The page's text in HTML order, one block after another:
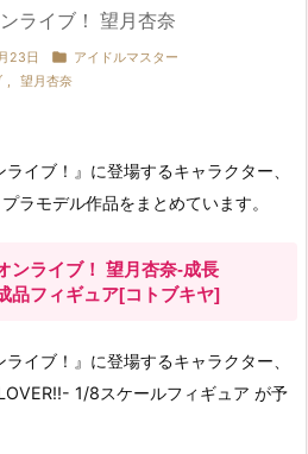
ライブ！ 望月杏奈
23日  アイドルマスター
, 望月杏奈
イブ！』に登場するキャラクター、
ラモデル作品をまとめています。
ンライブ！ 望月杏奈-成長
フィギュア[コトブキヤ]
イブ！』に登場するキャラクター、
1/8スケールフィギュア が予